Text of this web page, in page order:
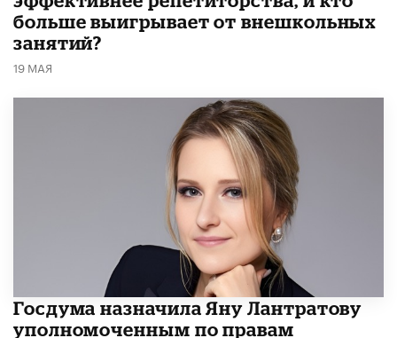
больше выигрывает от внешкольных
занятий?
19 МАЯ
Госдума назначила Яну Лантратову
уполномоченным по правам